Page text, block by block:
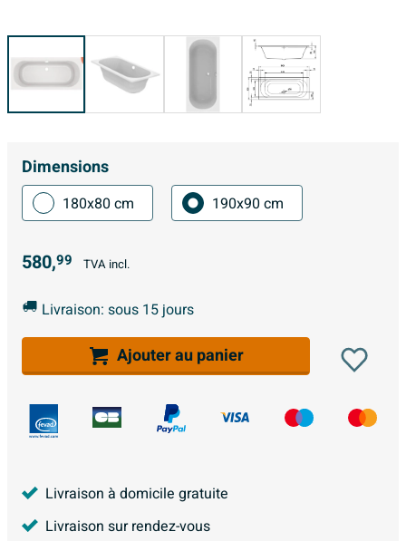
Dimensions
180x80 cm 190x90 cm
580,99 TVA incl.
Livraison: sous 15 jours
Ajouter au panier
Livraison à domicile gratuite
Livraison sur rendez-vous